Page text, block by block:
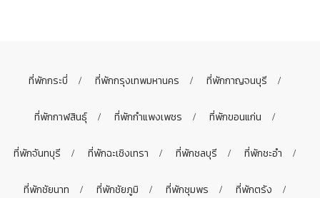
ที่พักกระบี่ ที่พักกรุงเทพมหานคร ที่พักกาญจนบุรี
ที่พักกาฬสินธุ์ ที่พักกำแพงเพชร ที่พักขอนแก่น
ที่พักจันทบุรี ที่พักฉะเชิงเทรา ที่พักชลบุรี ที่พักชะอำ
ที่พักชัยนาท ที่พักชัยภูมิ ที่พักชุมพร ที่พักตรัง